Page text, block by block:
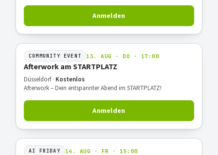
Anmelden
COMMUNITY EVENT 13. AUG · DO · 17:00
Afterwork am STARTPLATZ
Düsseldorf · Kostenlos
Afterwork – Dein entspannter Abend im STARTPLATZ!
Anmelden
AI FRIDAY 14. AUG · FR · 15:00